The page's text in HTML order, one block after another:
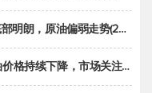
油偏弱走势(20221128收评)
市场关注OPEC+新一轮产能政策